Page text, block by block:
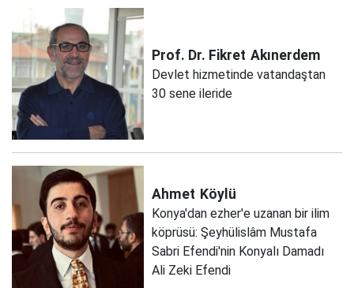
Prof. Dr. Fikret Akınerdem
Devlet hizmetinde vatandaştan
30 sene ileride
Ahmet Köylü
Konya'dan ezher'e uzanan bir ilim
köprüsü: Şeyhülislâm Mustafa
Sabri Efendi'nin Konyalı Damadı
Ali Zeki Efendi